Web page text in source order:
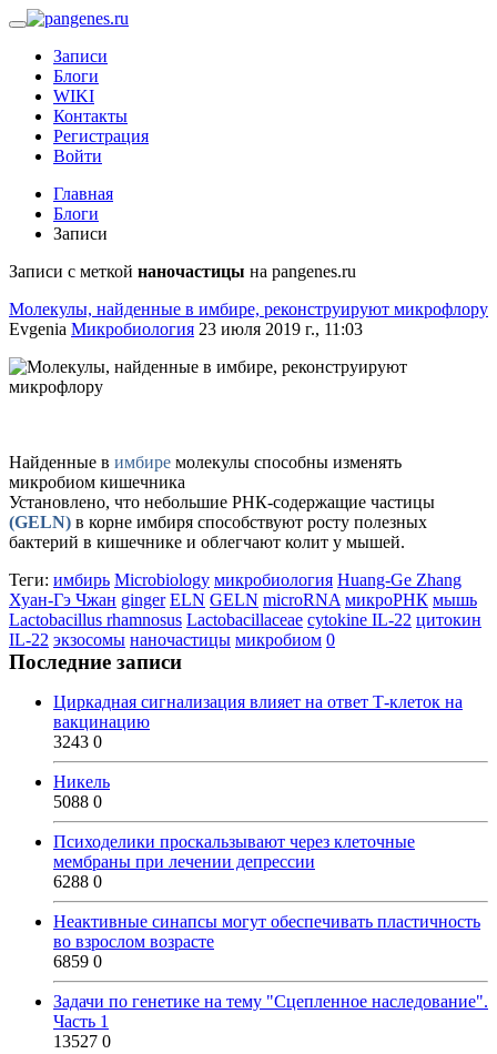
Записи
Блоги
WIKI
Контакты
Регистрация
Войти
Главная
Блоги
Записи
Записи с меткой наночастицы на pangenes.ru
Молекулы, найденные в имбире, реконструируют микрофлору
Evgenia Микробиология 23 июля 2019 г., 11:03
Найденные в имбире молекулы способны изменять
микробиом кишечника
Установлено, что небольшие РНК-содержащие частицы
(GELN) в корне имбиря способствуют росту полезных
бактерий в кишечнике и облегчают колит у мышей.
Теги: имбирь Microbiology микробиология Huang-Ge Zhang
Хуан-Гэ Чжан ginger ELN GELN microRNA микроРНК мышь
Lactobacillus rhamnosus Lactobacillaceae cytokine IL-22 цитокин
IL-22 экзосомы наночастицы микробиом 0
Последние записи
Циркадная сигнализация влияет на ответ Т-клеток на
вакцинацию
3243 0
Никель
5088 0
Психоделики проскальзывают через клеточные
мембраны при лечении депрессии
6288 0
Неактивные синапсы могут обеспечивать пластичность
во взрослом возрасте
6859 0
Задачи по генетике на тему "Сцепленное наследование".
Часть 1
13527 0